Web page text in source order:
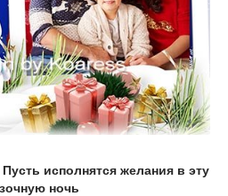
исполнятся желания в эту
ночь